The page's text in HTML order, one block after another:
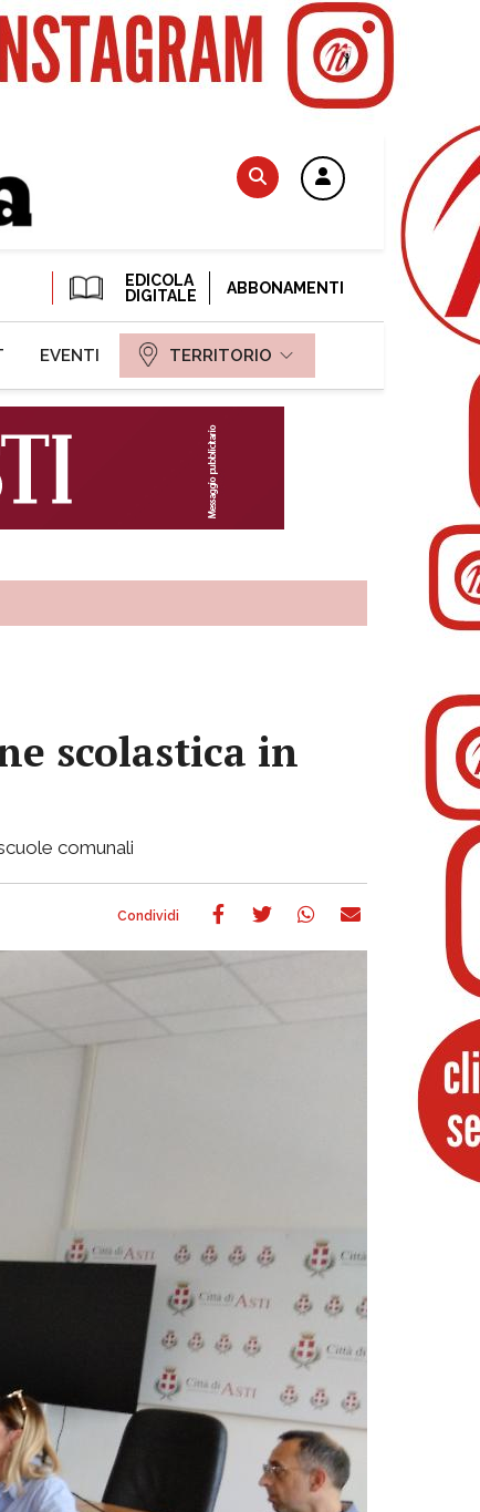
EDICOLA
DIGITALE
ABBONAMENTI
EVENTI TERRITORIO
scolastica in
comunali